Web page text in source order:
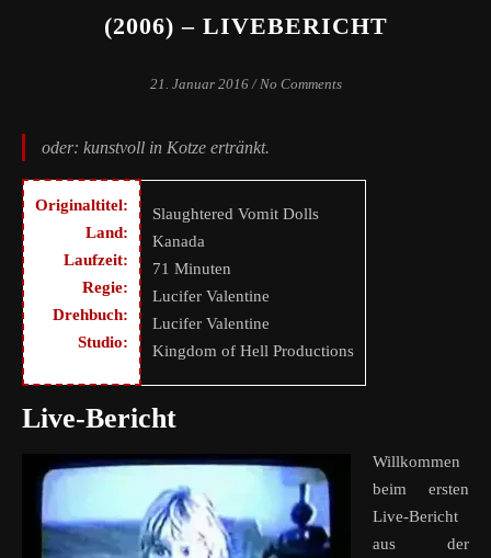
(2006) – LIVEBERICHT
21. Januar 2016 / No Comments
oder: kunstvoll in Kotze ertränkt.
Originaltitel:
Land:
Laufzeit:
Regie:
Drehbuch:
Studio:
Slaughtered Vomit Dolls
Kanada
71 Minuten
Lucifer Valentine
Lucifer Valentine
Kingdom of Hell Productions
Live-Bericht
Willkommen
beim ersten
Live-Bericht
aus der